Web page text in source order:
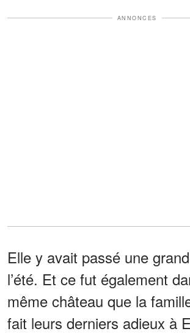
ANNONCES
Elle y avait passé une
l’été. Et ce fut également
même château que la
fait leurs derniers adieux à